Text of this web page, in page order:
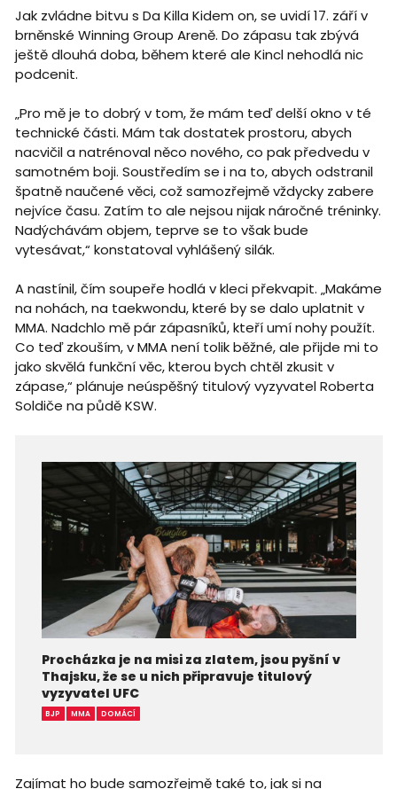
Jak zvládne bitvu s Da Killa Kidem on, se uvidí 17. září v
brněnské Winning Group Areně. Do zápasu tak zbývá
ještě dlouhá doba, během které ale Kincl nehodlá nic
podcenit.
„Pro mě je to dobrý v tom, že mám teď delší okno v té
technické části. Mám tak dostatek prostoru, abych
nacvičil a natrénoval něco nového, co pak předvedu v
samotném boji. Soustředím se i na to, abych odstranil
špatně naučené věci, což samozřejmě vždycky zabere
nejvíce času. Zatím to ale nejsou nijak náročné tréninky.
Nadýchávám objem, teprve se to však bude
vytesávat,“ konstatoval vyhlášený silák.
A nastínil, čím soupeře hodlá v kleci překvapit. „Makáme
na nohách, na taekwondu, které by se dalo uplatnit v
MMA. Nadchlo mě pár zápasníků, kteří umí nohy použít.
Co teď zkouším, v MMA není tolik běžné, ale přijde mi to
jako skvělá funkční věc, kterou bych chtěl zkusit v
zápase,“ plánuje neúspěšný titulový vyzyvatel Roberta
Soldiče na půdě KSW.
Procházka je na misi za zlatem, jsou pyšní v
Thajsku, že se u nich připravuje titulový
vyzyvatel UFC
BJP MMA DOMÁCÍ
Zajímat ho bude samozřejmě také to, jak si na